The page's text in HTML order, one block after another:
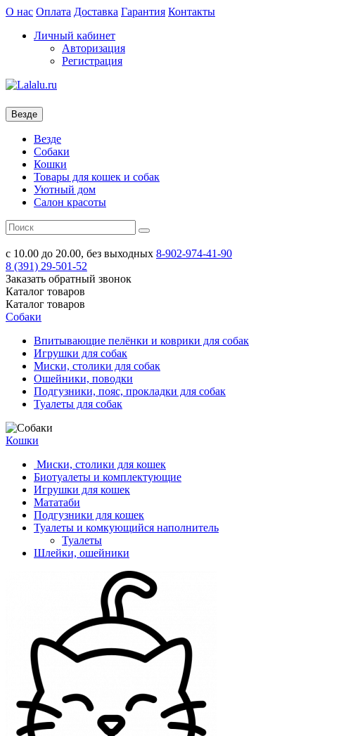
О нас Оплата Доставка Гарантия Контакты
Личный кабинет
Авторизация
Регистрация
Везде
Везде
Собаки
Кошки
Товары для кошек и собак
Уютный дом
Салон красоты
с 10.00 до 20.00, без выходных 8-902-974-41-90
8 (391) 29-501-52
Заказать обратный звонок
Каталог товаров
Каталог товаров
Собаки
Впитывающие пелёнки и коврики для собак
Игрушки для собак
Миски, столики для собак
Ошейники, поводки
Подгузники, пояс, прокладки для собак
Туалеты для собак
Кошки
Миски, столики для кошек
Биотуалеты и комплектующие
Игрушки для кошек
Мататаби
Подгузники для кошек
Туалеты и комкующийся наполнитель
Туалеты
Шлейки, ошейники